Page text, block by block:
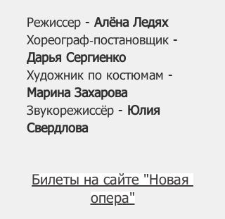
Режиссер - Алёна Ледях
Хореограф‑постановщик -
Дарья Сергиенко
Художник по костюмам -
Марина Захарова
Звукорежиссёр - Юлия
Свердлова
Билеты на сайте "Новая
опера"